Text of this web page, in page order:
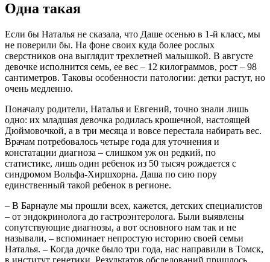
Одна такая
Если бы Наталья не сказала, что Даше осенью в 1-й класс, мы
не поверили бы. На фоне своих куда более рослых
сверстников она выглядит трехлетней малышкой. В августе
девочке исполнится семь, ее вес – 12 килограммов, рост – 98
сантиметров. Таковы особенности патологии: детки растут, но
очень медленно.
Поначалу родители, Наталья и Евгений, точно знали лишь
одно: их младшая девочка родилась крошечной, настоящей
Дюймовочкой, а в три месяца и вовсе перестала набирать вес.
Врачам потребовалось четыре года для уточнения и
констатации диагноза – слишком уж он редкий, по
статистике, лишь один ребенок из 50 тысяч рождается с
синдромом Вольфа-Хиршхорна. Даша по сию пору
единственный такой ребенок в регионе.
– В Барнауле мы прошли всех, кажется, детских специалистов
– от эндокринолога до гастроэнтеролога. Были выявлены
сопутствующие диагнозы, а вот основного нам так и не
называли, – вспоминает непростую историю своей семьи
Наталья. – Когда дочке было три года, нас направили в Томск,
в институт генетики. Результатов обследований пришлось